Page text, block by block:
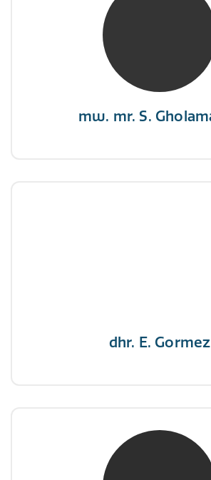
mw. mr. S.
NIVRE Register-
“Als je de richting van de
veranderen, verander dan de
dhr. E. Gormez
mw. mr. H.A. de
NIVRE Register-